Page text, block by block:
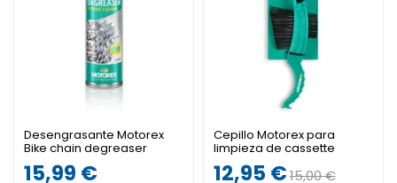
Desengrasante Motorex
Bike chain degreaser
aerosol 500ml
15,99 €
Cepillo Motorex para
limpieza de cassette
12,95 €15,00 €